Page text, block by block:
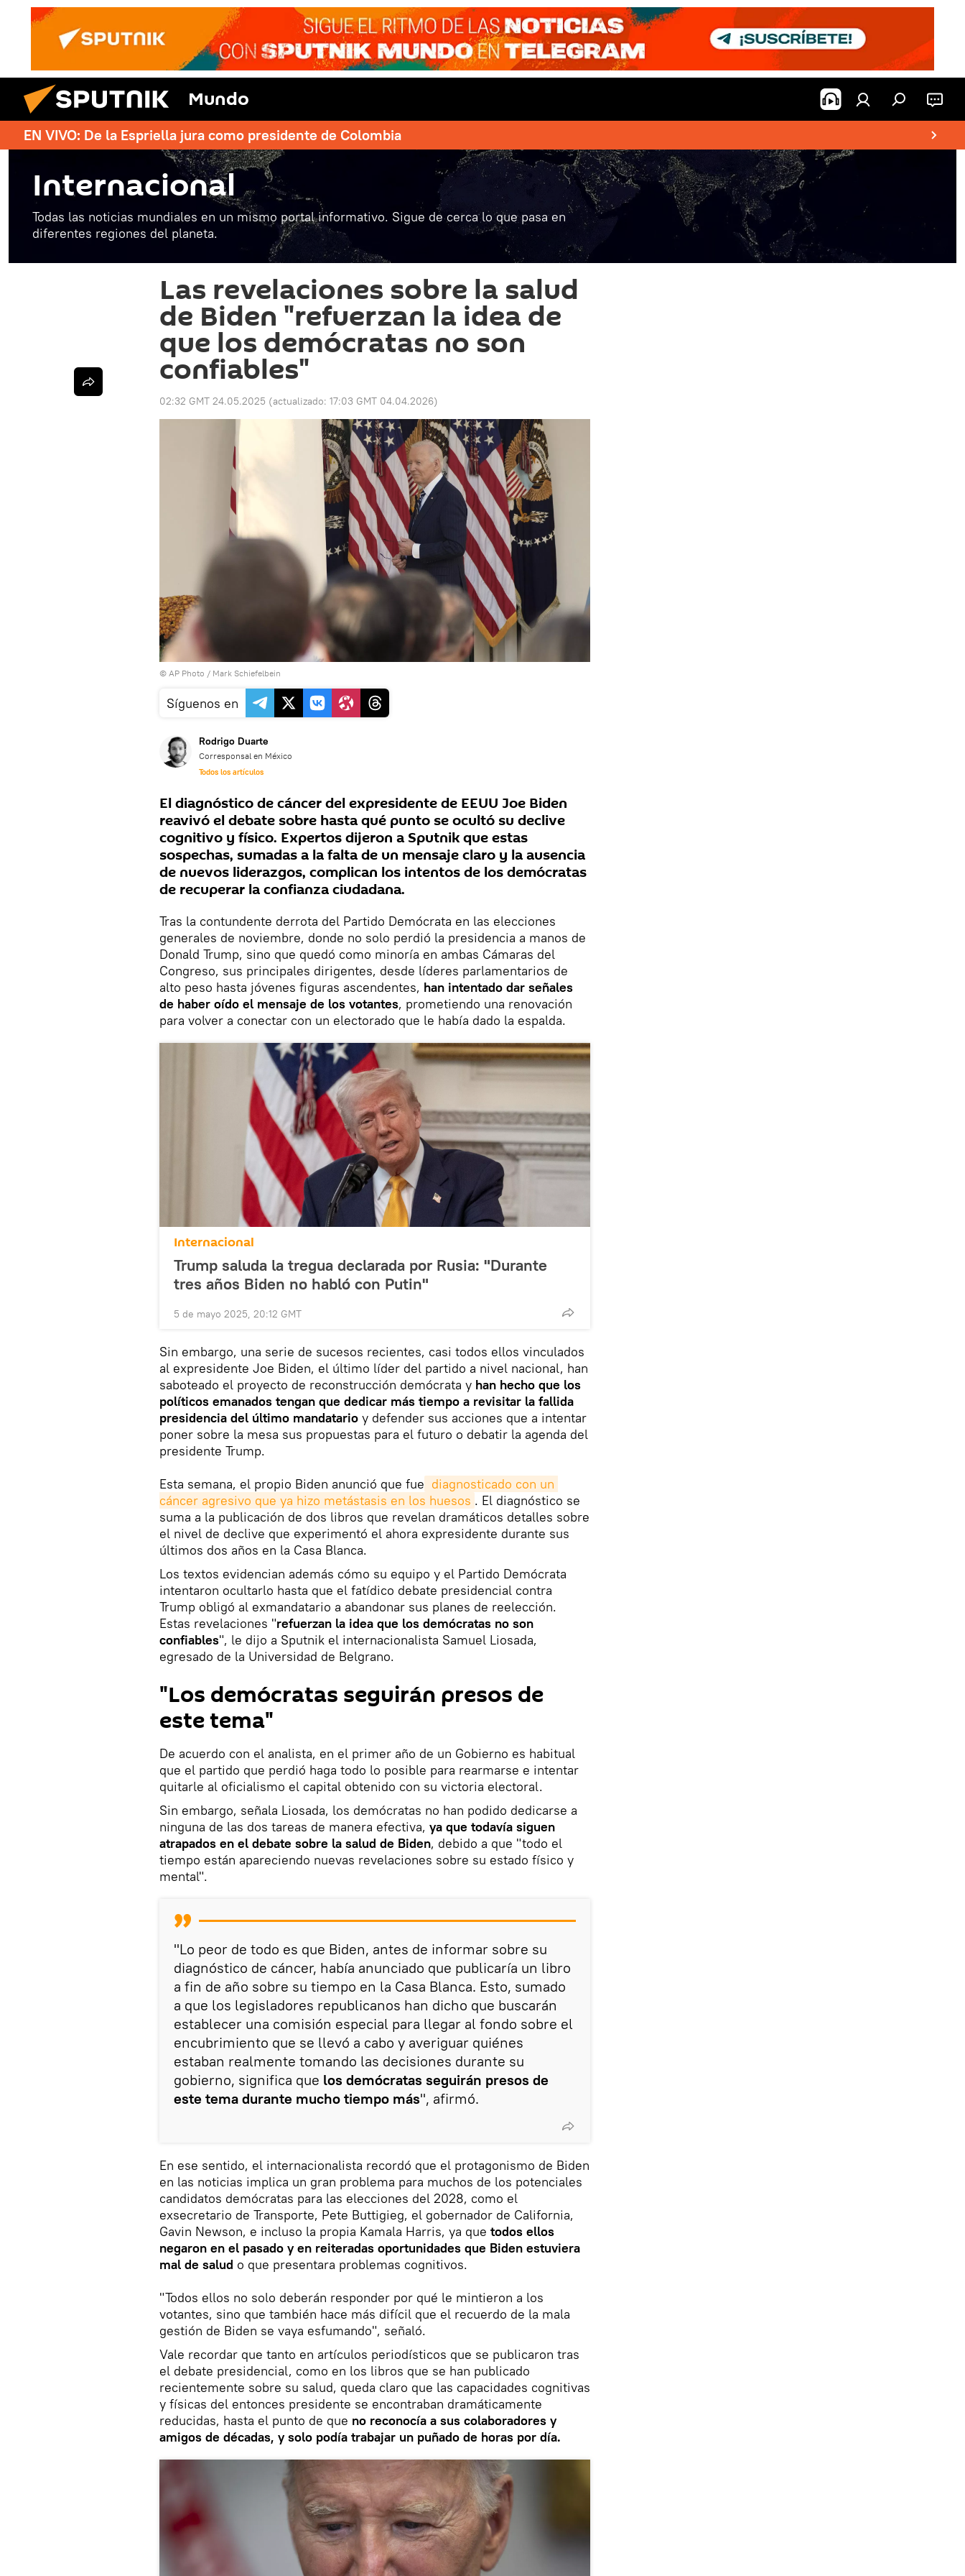
Mundo
EN VIVO: De la Espriella jura como presidente de Colombia
Internacional
Todas las noticias mundiales en un mismo portal informativo. Sigue de cerca lo que pasa en
diferentes regiones del planeta.
Las revelaciones sobre la salud
de Biden "refuerzan la idea de
que los demócratas no son
confiables"
02:32 GMT 24.05.2025 (actualizado: 17:03 GMT 04.04.2026)
© AP Photo / Mark Schiefelbein
Síguenos en
Rodrigo Duarte
Corresponsal en México
Todos los artículos
El diagnóstico de cáncer del expresidente de EEUU Joe Biden
reavivó el debate sobre hasta qué punto se ocultó su declive
cognitivo y físico. Expertos dijeron a Sputnik que estas
sospechas, sumadas a la falta de un mensaje claro y la ausencia
de nuevos liderazgos, complican los intentos de los demócratas
de recuperar la confianza ciudadana.
Tras la contundente derrota del Partido Demócrata en las elecciones
generales de noviembre, donde no solo perdió la presidencia a manos de
Donald Trump, sino que quedó como minoría en ambas Cámaras del
Congreso, sus principales dirigentes, desde líderes parlamentarios de
alto peso hasta jóvenes figuras ascendentes, han intentado dar señales
de haber oído el mensaje de los votantes, prometiendo una renovación
para volver a conectar con un electorado que le había dado la espalda.
Internacional
Trump saluda la tregua declarada por Rusia: "Durante
tres años Biden no habló con Putin"
5 de mayo 2025, 20:12 GMT
Sin embargo, una serie de sucesos recientes, casi todos ellos vinculados
al expresidente Joe Biden, el último líder del partido a nivel nacional, han
saboteado el proyecto de reconstrucción demócrata y han hecho que los
políticos emanados tengan que dedicar más tiempo a revisitar la fallida
presidencia del último mandatario y defender sus acciones que a intentar
poner sobre la mesa sus propuestas para el futuro o debatir la agenda del
presidente Trump.
Esta semana, el propio Biden anunció que fue diagnosticado con un
cáncer agresivo que ya hizo metástasis en los huesos . El diagnóstico se
suma a la publicación de dos libros que revelan dramáticos detalles sobre
el nivel de declive que experimentó el ahora expresidente durante sus
últimos dos años en la Casa Blanca.
Los textos evidencian además cómo su equipo y el Partido Demócrata
intentaron ocultarlo hasta que el fatídico debate presidencial contra
Trump obligó al exmandatario a abandonar sus planes de reelección.
Estas revelaciones "refuerzan la idea que los demócratas no son
confiables", le dijo a Sputnik el internacionalista Samuel Liosada,
egresado de la Universidad de Belgrano.
"Los demócratas seguirán presos de
este tema"
De acuerdo con el analista, en el primer año de un Gobierno es habitual
que el partido que perdió haga todo lo posible para rearmarse e intentar
quitarle al oficialismo el capital obtenido con su victoria electoral.
Sin embargo, señala Liosada, los demócratas no han podido dedicarse a
ninguna de las dos tareas de manera efectiva, ya que todavía siguen
atrapados en el debate sobre la salud de Biden, debido a que "todo el
tiempo están apareciendo nuevas revelaciones sobre su estado físico y
mental".
"Lo peor de todo es que Biden, antes de informar sobre su
diagnóstico de cáncer, había anunciado que publicaría un libro
a fin de año sobre su tiempo en la Casa Blanca. Esto, sumado
a que los legisladores republicanos han dicho que buscarán
establecer una comisión especial para llegar al fondo sobre el
encubrimiento que se llevó a cabo y averiguar quiénes
estaban realmente tomando las decisiones durante su
gobierno, significa que los demócratas seguirán presos de
este tema durante mucho tiempo más", afirmó.
En ese sentido, el internacionalista recordó que el protagonismo de Biden
en las noticias implica un gran problema para muchos de los potenciales
candidatos demócratas para las elecciones del 2028, como el
exsecretario de Transporte, Pete Buttigieg, el gobernador de California,
Gavin Newson, e incluso la propia Kamala Harris, ya que todos ellos
negaron en el pasado y en reiteradas oportunidades que Biden estuviera
mal de salud o que presentara problemas cognitivos.
"Todos ellos no solo deberán responder por qué le mintieron a los
votantes, sino que también hace más difícil que el recuerdo de la mala
gestión de Biden se vaya esfumando", señaló.
Vale recordar que tanto en artículos periodísticos que se publicaron tras
el debate presidencial, como en los libros que se han publicado
recientemente sobre su salud, queda claro que las capacidades cognitivas
y físicas del entonces presidente se encontraban dramáticamente
reducidas, hasta el punto de que no reconocía a sus colaboradores y
amigos de décadas, y solo podía trabajar un puñado de horas por día.